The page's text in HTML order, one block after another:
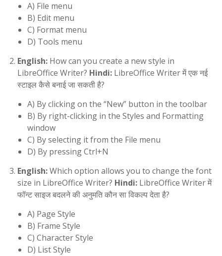
A) File menu
B) Edit menu
C) Format menu
D) Tools menu
English: How can you create a new style in
LibreOffice Writer? Hindi: LibreOffice Writer में एक नई
स्टाइल कैसे बनाई जा सकती है?
A) By clicking on the “New” button in the toolbar
B) By right-clicking in the Styles and Formatting
window
C) By selecting it from the File menu
D) By pressing Ctrl+N
English:Which option allows you to change the font
size in LibreOffice Writer? Hindi: LibreOffice Writer में
फॉन्ट साइज बदलने की अनुमति कौन सा विकल्प देता है?
A) Page Style
B) Frame Style
C) Character Style
D) List Style